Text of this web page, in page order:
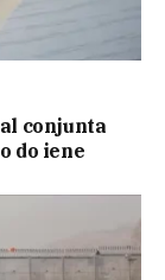
conjunta
do iene